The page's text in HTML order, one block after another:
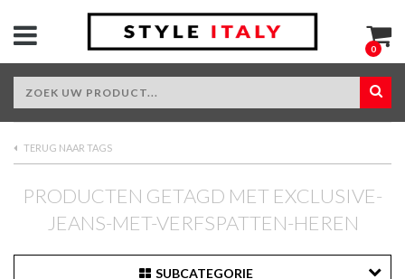
0
TERUG NAAR TAGS
PRODUCTEN GETAGD MET EXCLUSIVE-
JEANS-MET-VERFSPATTEN-HEREN
SUBCATEGORIE